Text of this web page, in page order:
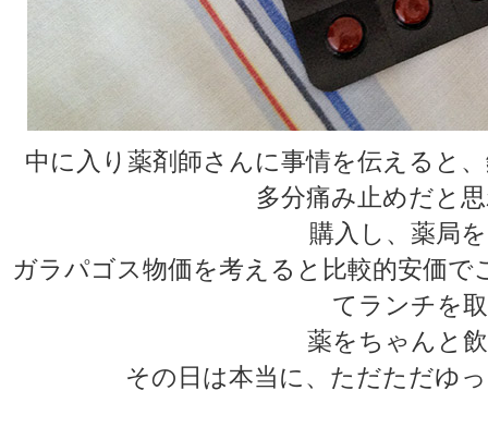
中に入り薬剤師さんに事情を伝えると
多分痛み止めだと
購入し、薬局
ガラパゴス物価を考えると比較的安価
てランチを
薬をちゃんと
その日は本当に、ただただゆ